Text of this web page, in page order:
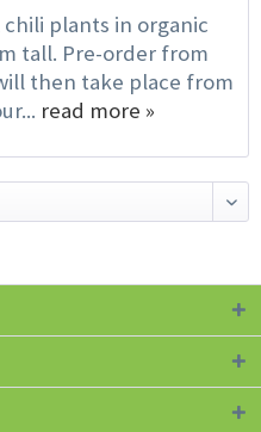
plants in organic
tall. Pre-order from
then take place from
read more »